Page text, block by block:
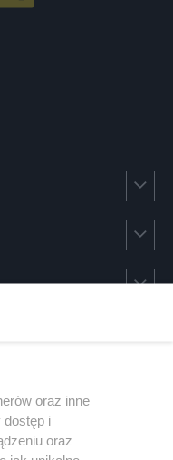
oraz inne
dostęp i
oraz